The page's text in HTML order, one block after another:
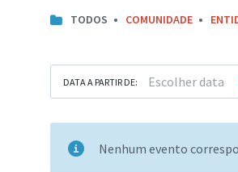
TODOS COMUNIDADE
DATA A PARTIR DE:
Nenhum evento